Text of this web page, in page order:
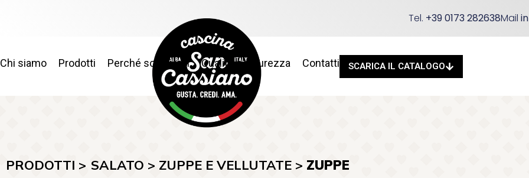
Tel. +39 0173 282638Mail
Chi siamo Prodotti Perché sceglierci Qualità e sicurezza Contatti SCARICA IL CATALOGO
PRODOTTI > SALATO > ZUPPE E VELLUTATE > ZUPPE